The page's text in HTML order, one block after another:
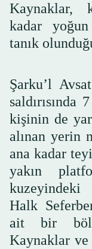
Kaynaklar,
kadar
tanık
Şarku’l
kişinin de
alınan yerin
ana kadar
yakın
Halk
ait bir
Kaynaklar ve